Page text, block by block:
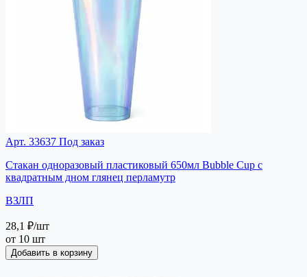
Арт. 33637 Под заказ
Стакан одноразовый пластиковый 650мл Bubble Cup с
квадратным дном глянец перламутр
ВЗЛП
28,1 ₽/шт
от 10 шт
Добавить в корзину